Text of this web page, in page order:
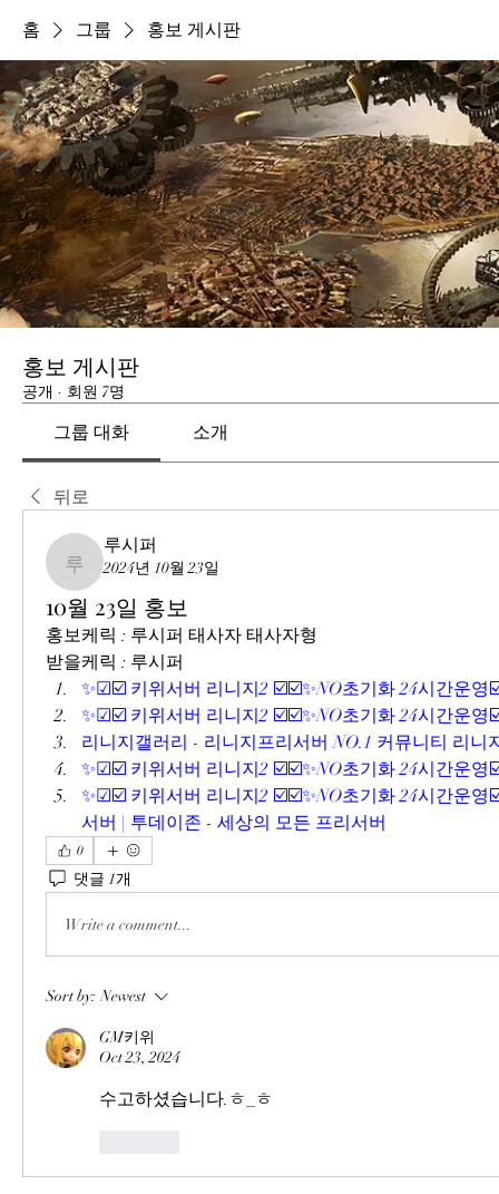
홈 그룹 홍보 게시판
홍보 게시판
공개 · 회원 7명
그룹 대화 소개
뒤로
루시퍼
루시퍼
2024년 10월 23일
10월 23일 홍보
홍보케릭 : 루시퍼 태사자 태사자형
받을케릭 : 루시퍼
✨☑☑️ 키위서버 리니지2 ☑️☑️✨NO초기화 24시간운
✨☑☑️ 키위서버 리니지2 ☑️☑️✨NO초기화 24시간운
리니지갤러리 - 리니지프리서버 NO.1 커뮤니티 리니
✨☑☑️ 키위서버 리니지2 ☑️☑️✨NO초기화 24시간운
✨☑☑️ 키위서버 리니지2 ☑️☑️✨NO초기화 24시간운영
서버 | 투데이존 - 세상의 모든 프리서버
0
댓글 1개
Write a comment...
Sort by: Newest
GM키위
Oct 23, 2024
수고하셨습니다.ㅎ_ㅎ